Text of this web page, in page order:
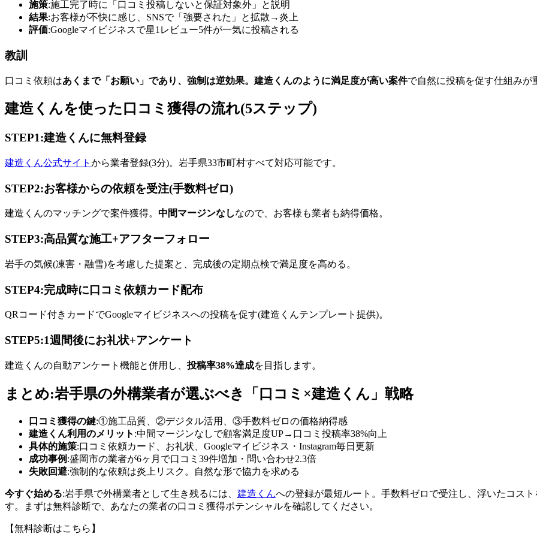
施策:施工完了時に「口コミ投稿しないと保証対象外」と説明
結果:お客様が不快に感じ、SNSで「強要された」と拡散→炎上
評価:Googleマイビジネスで星1レビュー5件が一気に投稿される
教訓
口コミ依頼はあくまで「お願い」 であり、強制は逆効果。建造くんのように満足度が高い案件で自然に投稿を促す仕組みが
建造くんを使った口コミ獲得の流れ(5ステップ)
STEP1:建造くんに無料登録
建造くん公式サイト から業者登録(3分)。岩手県33市町村すべて対応可能です。
STEP2:お客様からの依頼を受注(手数料ゼロ)
建造くんのマッチングで案件獲得。 中間マージンなしなので、お客様も業者も納得価格。
STEP3:高品質な施工+アフターフォロー
岩手の気候(凍害・融雪)を考慮した提案と、完成後の定期点検で満足度を高める。
STEP4:完成時に口コミ依頼カード配布
QRコード付きカードでGoogleマイビジネスへの投稿を促す(建造くんテンプレート提供)。
STEP5:1週間後にお礼状+アンケート
建造くんの自動アンケート機能と併用し、投稿率38%達成を目指します。
まとめ:岩手県の外構業者が選ぶべき「口コミ×建造くん」戦略
口コミ獲得の鍵:①施工品質、②デジタル活用、③手数料ゼロの価格納得感
建造くん利用のメリット :中間マージンなしで顧客満足度UP→口コミ投稿率38%向上
具体的施策:口コミ依頼カード、お礼状、Googleマイビジネス・Instagram毎日更新
成功事例 :盛岡市の業者が6ヶ月で口コミ39件増加・問い合わせ2.3倍
失敗回避:強制的な依頼は炎上リスク。自然な形で協力を求める
今すぐ始める:岩手県で外構業者として生き残るには、 建造くんへの登録が最短ルート。手数料ゼロで受注し、浮いたコスト
す。まずは無料診断で、あなたの業者の口コミ獲得ポテンシャルを確認してください。
【無料診断はこちら】